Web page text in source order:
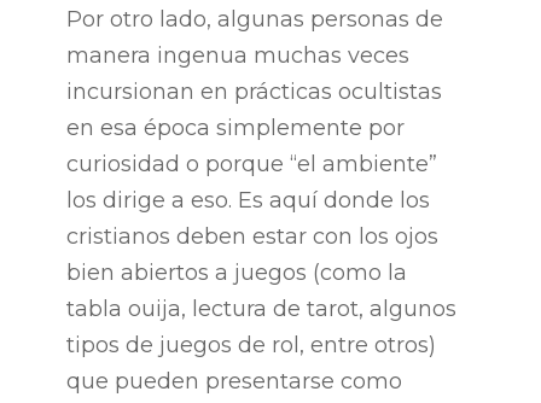
Por otro lado, algunas personas de
manera ingenua muchas veces
incursionan en prácticas ocultistas
en esa época simplemente por
curiosidad o porque “el ambiente”
los dirige a eso. Es aquí donde los
cristianos deben estar con los ojos
bien abiertos a juegos (como la
tabla ouija, lectura de tarot, algunos
tipos de juegos de rol, entre otros)
que pueden presentarse como